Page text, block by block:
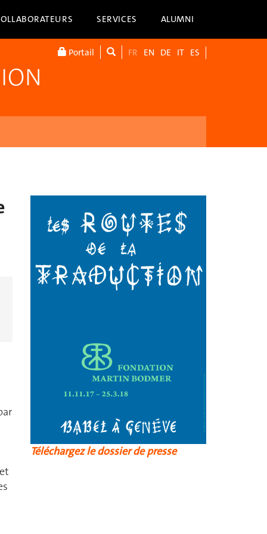
SERVICES ALUMNI
Portail FR EN DE IT ES
Téléchargez le dossier de presse